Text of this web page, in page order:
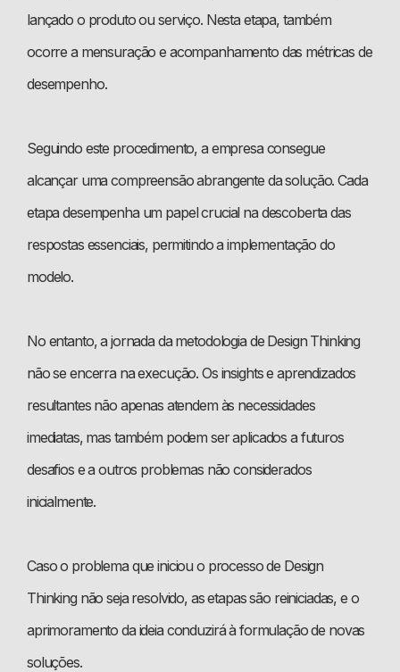
lançado o produto ou serviço. Nesta etapa, também
ocorre a mensuração e acompanhamento das métricas de
desempenho.
Seguindo este procedimento, a empresa consegue
alcançar uma compreensão abrangente da solução. Cada
etapa desempenha um papel crucial na descoberta das
respostas essenciais, permitindo a implementação do
modelo.
No entanto, a jornada da metodologia de Design Thinking
não se encerra na execução. Os insights e aprendizados
resultantes não apenas atendem às necessidades
imediatas, mas também podem ser aplicados a futuros
desafios e a outros problemas não considerados
inicialmente.
Caso o problema que iniciou o processo de Design
Thinking não seja resolvido, as etapas são reiniciadas, e o
aprimoramento da ideia conduzirá à formulação de novas
soluções.